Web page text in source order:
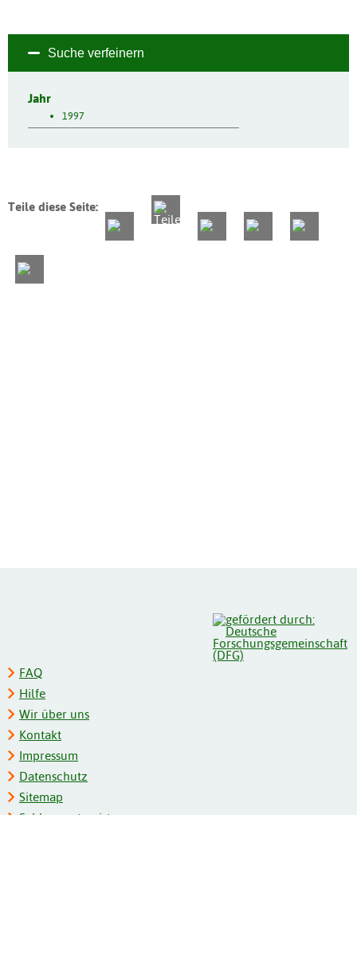
Suche verfeinern
Jahr
1997
Teile diese Seite:
FAQ
Hilfe
Wir über uns
Kontakt
Impressum
Datenschutz
Sitemap
Schlagwortregister